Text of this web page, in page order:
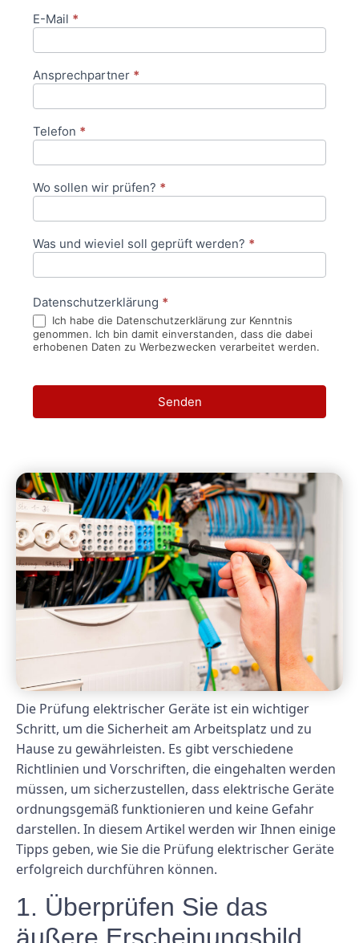
E-Mail *
Ansprechpartner *
Telefon *
Wo sollen wir prüfen? *
Was und wieviel soll geprüft werden? *
Datenschutzerklärung *
Ich habe die Datenschutzerklärung zur Kenntnis
genommen. Ich bin damit einverstanden, dass die dabei
erhobenen Daten zu Werbezwecken verarbeitet werden.
Senden
Die Prüfung elektrischer Geräte ist ein wichtiger
Schritt, um die Sicherheit am Arbeitsplatz und zu
Hause zu gewährleisten. Es gibt verschiedene
Richtlinien und Vorschriften, die eingehalten werden
müssen, um sicherzustellen, dass elektrische Geräte
ordnungsgemäß funktionieren und keine Gefahr
darstellen. In diesem Artikel werden wir Ihnen einige
Tipps geben, wie Sie die Prüfung elektrischer Geräte
erfolgreich durchführen können.
1. Überprüfen Sie das
äußere Erscheinungsbild